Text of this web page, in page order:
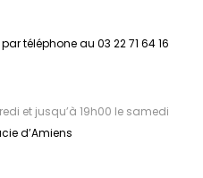
téléphone au 03 22 71 64 16
et jusqu’à 19h00 le samedi
d’Amiens